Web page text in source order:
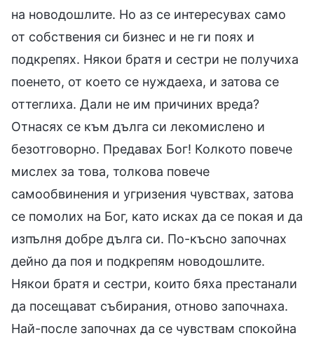
на новодошлите. Но аз се интересувах само
от собствения си бизнес и не ги поях и
подкрепях. Някои братя и сестри не получиха
поенето, от което се нуждаеха, и затова се
оттеглиха. Дали не им причиних вреда?
Отнасях се към дълга си лекомислено и
безотговорно. Предавах Бог! Колкото повече
мислех за това, толкова повече
самообвинения и угризения чувствах, затова
се помолих на Бог, като исках да се покая и да
изпълня добре дълга си. По-късно започнах
дейно да поя и подкрепям новодошлите.
Някои братя и сестри, които бяха престанали
да посещават събирания, отново започнаха.
Най-после започнах да се чувствам спокойна